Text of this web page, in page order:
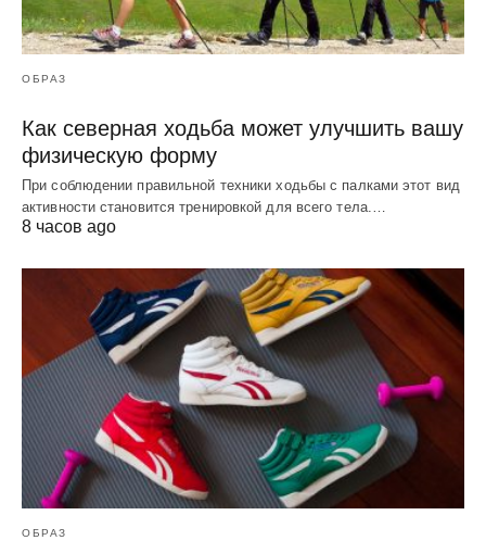
ОБРАЗ
Как северная ходьба может улучшить вашу
физическую форму
При соблюдении правильной техники ходьбы с палками этот вид
активности становится тренировкой для всего тела.…
8 часов ago
ОБРАЗ